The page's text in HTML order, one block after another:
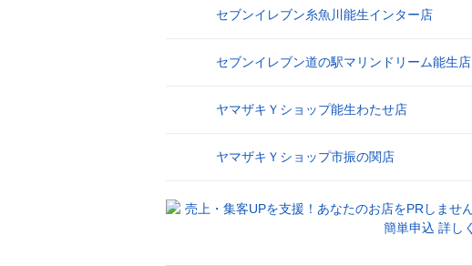
セブンイレブン糸魚川能生インター店
セブンイレブン道の駅マリンドリーム能生店
ヤマザキＹショップ能生わたせ店
ヤマザキＹショップ市振の関店